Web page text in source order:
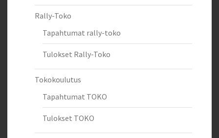
Rally-Toko
Tapahtumat rally-toko
Tulokset Rally-Toko
Tokokoulutus
Tapahtumat TOKO
Tulokset TOKO